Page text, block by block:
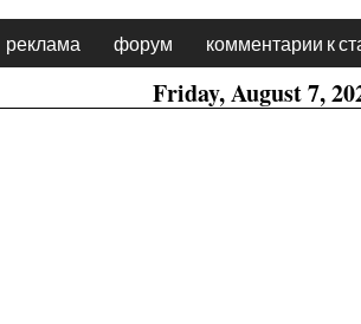
реклама форум комментарии к
Friday, August 7,